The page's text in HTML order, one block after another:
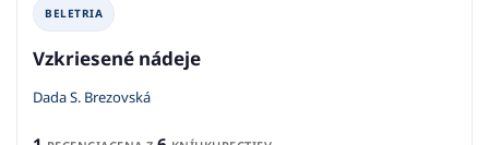
BELETRIA
Vzkriesené nádeje
Dada S. Brezovská